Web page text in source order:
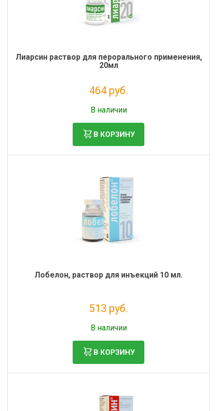
Лиарсин раствор для перорального применения,
20мл
464 руб.
В наличии
В КОРЗИНУ
Лобелон, раствор для инъекций 10 мл.
513 руб.
В наличии
В КОРЗИНУ